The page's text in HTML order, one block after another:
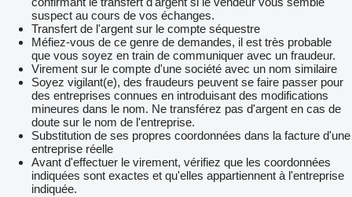
suspect au cours de vos échanges.
Transfert de l'argent sur le compte séquestre
Méfiez-vous de ce genre de demandes, il est très probable
que vous soyez en train de communiquer avec un fraudeur.
Virement sur le compte d'une société avec un nom similaire
Soyez vigilant(e), des fraudeurs peuvent se faire passer pour
des entreprises connues en introduisant des modifications
mineures dans le nom. Ne transférez pas d'argent en cas de
doute sur le nom de l'entreprise.
Substitution de ses propres coordonnées dans la facture d'une
entreprise réelle
Avant d'effectuer le virement, vérifiez que les coordonnées
indiquées sont exactes et qu'elles appartiennent à l'entreprise
indiquée.